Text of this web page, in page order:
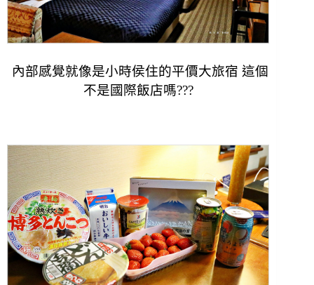
內部感覺就像是小時侯住的平價大旅宿 這個
不是國際飯店嗎???